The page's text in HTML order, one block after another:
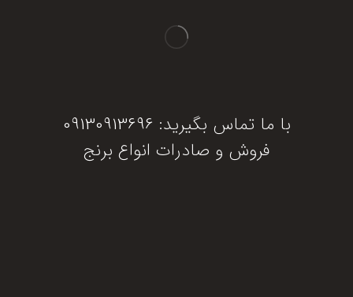
با ما تماس بگیرید: 09130913696
فروش و صادرات انواع برنج